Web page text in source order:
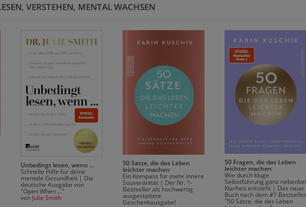
VERSTEHEN, MENTAL WACHSEN
Unbedingt lesen, wenn ...
Schnelle Hilfe für deine
mentale Gesundheit | Die
deutsche Ausgabe von
"Open When ..."
von Julie Smith
50 Sätze, die das Leben
leichter machen
Ein Kompass für mehr innere
Souveränität | Der Nr. 1-
Bestseller als hochwertig
ausgestattete
Geschenkausgabe!
50 Fragen, die das Leben
leichter machen
Wie durch kluge
Selbstführung ganz nebenbei
Klarheit entsteht | Das neue
Buch nach dem #1 Bestseller
"50 Sätze, die das Leben